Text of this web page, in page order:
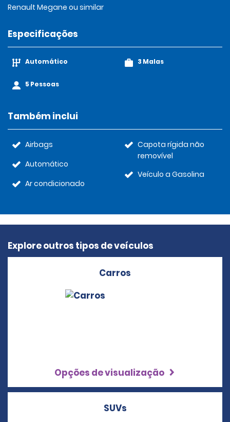
Renault Megane ou similar
Especificações
Automático
5 Pessoas
3 Malas
Também inclui
Airbags
Automático
Ar condicionado
Capota rígida não
removível
Veículo a Gasolina
Explore outros tipos de veículos
Carros
Opções de visualização
SUVs